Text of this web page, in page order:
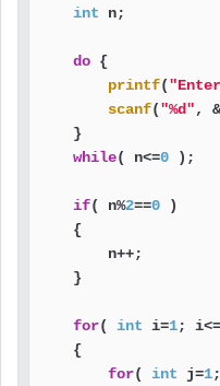
int n;
do {
printf(
scanf("%d",
    }
while( n<=0 );
if( n%2==0 )
    {
        n++;
    }
for( int i=1;
    {
for( int j=1